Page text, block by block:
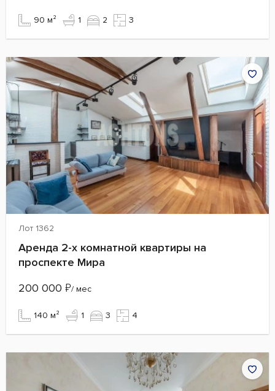
90 м² 1 2 3
Лот 1362
Аренда 2-х комнатной квартиры на
проспекте Мира
200 000 ₽/ мес
140 м² 1 3 4